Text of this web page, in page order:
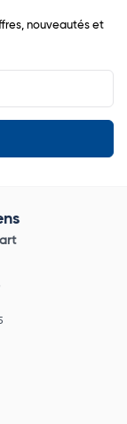
nouveautés et